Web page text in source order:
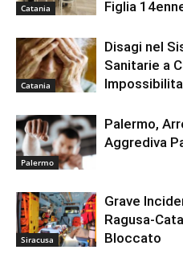
Catania
Figlia
Catania
Disagi nel
Sanitarie a
Palermo
Palermo,
Aggrediva
Siracusa
Grave
Ragusa-
Bloccato